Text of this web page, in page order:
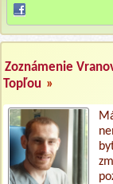
Zoznámenie
Topľou »